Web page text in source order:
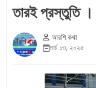
তারই
আরশি কথা
মার্চ ১৩, ২০২৫